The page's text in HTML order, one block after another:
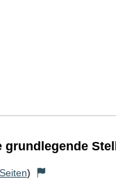
grundlegende
)